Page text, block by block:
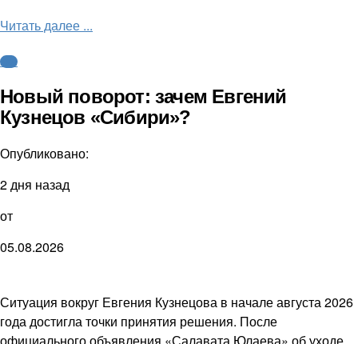
Читать далее ...
КХЛ
Новый поворот: зачем Евгений
Кузнецов «Сибири»?
Опубликовано:
2 дня назад
от
05.08.2026
Ситуация вокруг Евгения Кузнецова в начале августа 2026
года достигла точки принятия решения. После